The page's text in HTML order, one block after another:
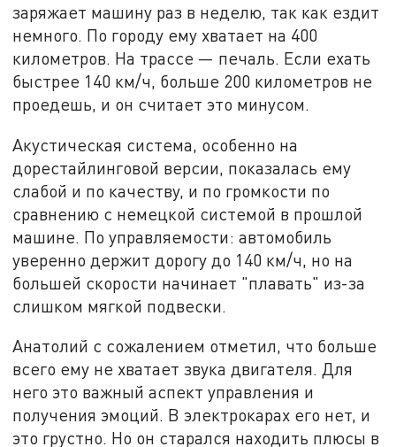
заряжает машину раз в неделю, так как ездит
немного. По городу ему хватает на 400
километров. На трассе — печаль. Если ехать
быстрее 140 км/ч, больше 200 километров не
проедешь, и он считает это минусом.
Акустическая система, особенно на
дорестайлинговой версии, показалась ему
слабой и по качеству, и по громкости по
сравнению с немецкой системой в прошлой
машине. По управляемости: автомобиль
уверенно держит дорогу до 140 км/ч, но на
большей скорости начинает "плавать" из-за
слишком мягкой подвески.
Анатолий с сожалением отметил, что больше
всего ему не хватает звука двигателя. Для
него это важный аспект управления и
получения эмоций. В электрокарах его нет, и
это грустно. Но он старался находить плюсы в